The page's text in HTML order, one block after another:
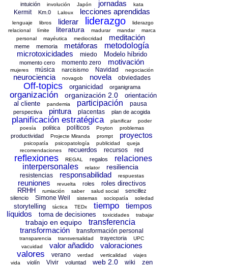
intuición involución Japón jornadas kata
Kermit Km.0 Laloux lecciones aprendidas
lenguaje libros liderar liderazgo
liderazgo
relacional
límite literatura madurar mandar
marca
personal
mayéutica mediocridad meditación
meme memoria metáforas
metodología
microtoxicidades
miedo Modelo híbrido
momento cero momento zero motivación
mujeres música narcisismo Navidad negociación
neurociencia novagob novela obviedades
Off-topics organicidad organigrama
organización organización 2.0
orientación
al cliente
pandemia participación pausa
perspectiva pintura placentas plan de acogida
planificación estratégica planificar
poder
poesía
política políticos Poyton problemas
productividad Projecte Miranda prompt proyectos
psicopatía psicopatología publicidad
queja
recomendaciones
recuerdos recursos red
reflexiones REGAL regalos
relaciones
interpersonales
relator resiliencia
resistencias responsabilidad respuestas
reuniones revuelta roles
roles directivos
RRHH
rumiación saber salud social
sencillez
silencio
Simone Weil sistemas sociopatía soledad
storytelling táctica TEDx tiempo
tiempos
líquidos
toma de decisiones toxicidades trabajar
trabajo en equipo
transferencia
transformación
transformación personal
transparencia transversalidad trayectoria
UPC
vacuidad
valor añadido valoraciones
valores verano verdad verticalidad
viajes
vida
violín Vivir voluntad web 2.0 wiki zen